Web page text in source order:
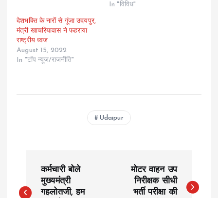
In "विविध"
देशभक्ति के नारों से गूंजा उदयपुर,
मंत्री खाचरियावास ने फहराया
राष्ट्रीय ध्वज
August 15, 2022
In "टॉप न्यूज/राजनीति"
Udaipur
o
कर्मचारी बोले
मुख्यमंत्री
गहलोतजी, हम
मोटर वाहन उप
निरीक्षक सीधी
भर्ती परीक्षा की